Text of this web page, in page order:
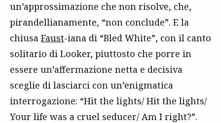
un’approssimazione che non risolve, che,
pirandellianamente, “non conclude”. E la
chiusa Faust-iana di “Bled White”, con il canto
solitario di Looker, piuttosto che porre in
essere un’affermazione netta e decisiva
sceglie di lasciarci con un’enigmatica
interrogazione: “Hit the lights/ Hit the lights/
Your life was a cruel seducer/ Am I right?”.